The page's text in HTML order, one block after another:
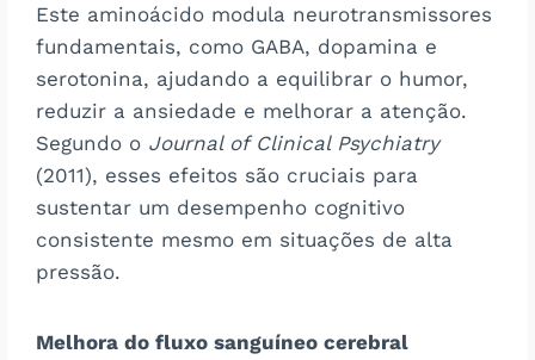
Este aminoácido modula neurotransmissores
fundamentais, como GABA, dopamina e
serotonina, ajudando a equilibrar o humor,
reduzir a ansiedade e melhorar a atenção.
Segundo o Journal of Clinical Psychiatry
(2011), esses efeitos são cruciais para
sustentar um desempenho cognitivo
consistente mesmo em situações de alta
pressão.
Melhora do fluxo sanguíneo cerebral